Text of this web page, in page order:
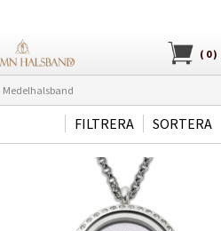
( 0)
Medelhalsband
SORTERA
FILTRERA